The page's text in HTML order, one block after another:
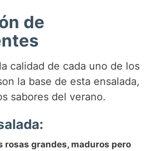
de
calidad de cada uno de los
la base de esta ensalada,
sabores del verano.
rosas grandes, maduros pero